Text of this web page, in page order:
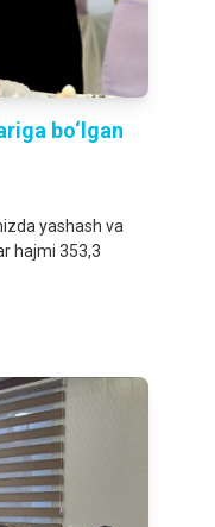
bo‘lgan
yashash va
hajmi 353,3